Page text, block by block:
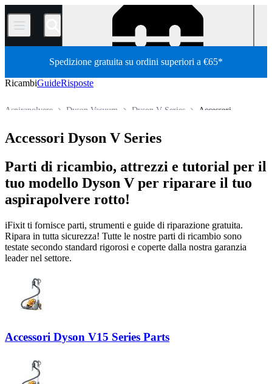
/
Spedizione gratuita su ordini superiori a €65*
RicambiGuideRisposte
Accessori
Dyson V Series
Dyson Vacuum
Aspirapolvere
Accessori Dyson V Series
Parti di ricambio, attrezzi e tutorial per il
tuo modello Dyson V per riparare il tuo
aspirapolvere rotto!
iFixit ti fornisce parti, strumenti e guide di riparazione gratuita.
Ripara in tutta sicurezza! Tutte le nostre parti di ricambio sono
testate secondo standard rigorosi e coperte dalla nostra garanzia
leader nel settore.
Accessori Dyson V15 Series Parts